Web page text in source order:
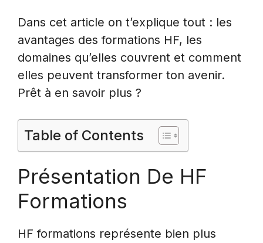
Dans cet article on t’explique tout : les
avantages des formations HF, les
domaines qu’elles couvrent et comment
elles peuvent transformer ton avenir.
Prêt à en savoir plus ?
Table of Contents
Présentation De HF
Formations
HF formations représente bien plus